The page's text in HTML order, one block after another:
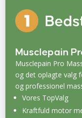
Musclepain
Musclepain Pro
og det oplagte valg
og professionel
Vores TopValg
Kraftfuld motor